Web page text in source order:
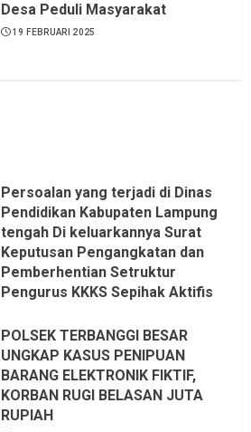
Desa Peduli Masyarakat
19 FEBRUARI 2025
Persoalan yang terjadi di Dinas
Pendidikan Kabupaten Lampung
tengah Di keluarkannya Surat
Keputusan Pengangkatan dan
Pemberhentian Setruktur
Pengurus KKKS Sepihak Aktifis
Sangat menantang Aturan dan
Dapat saya pastikan penuh Unsur
KKN, dan Unsur Politik.
6 AGUSTUS 2026
POLSEK TERBANGGI BESAR
UNGKAP KASUS PENIPUAN
BARANG ELEKTRONIK FIKTIF,
KORBAN RUGI BELASAN JUTA
RUPIAH